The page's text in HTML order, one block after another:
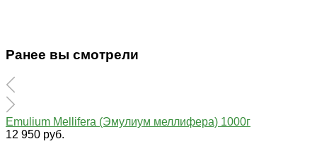
Ранее вы смотрели
Emulium Mellifera (Эмулиум меллифера) 1000г
12 950 руб.